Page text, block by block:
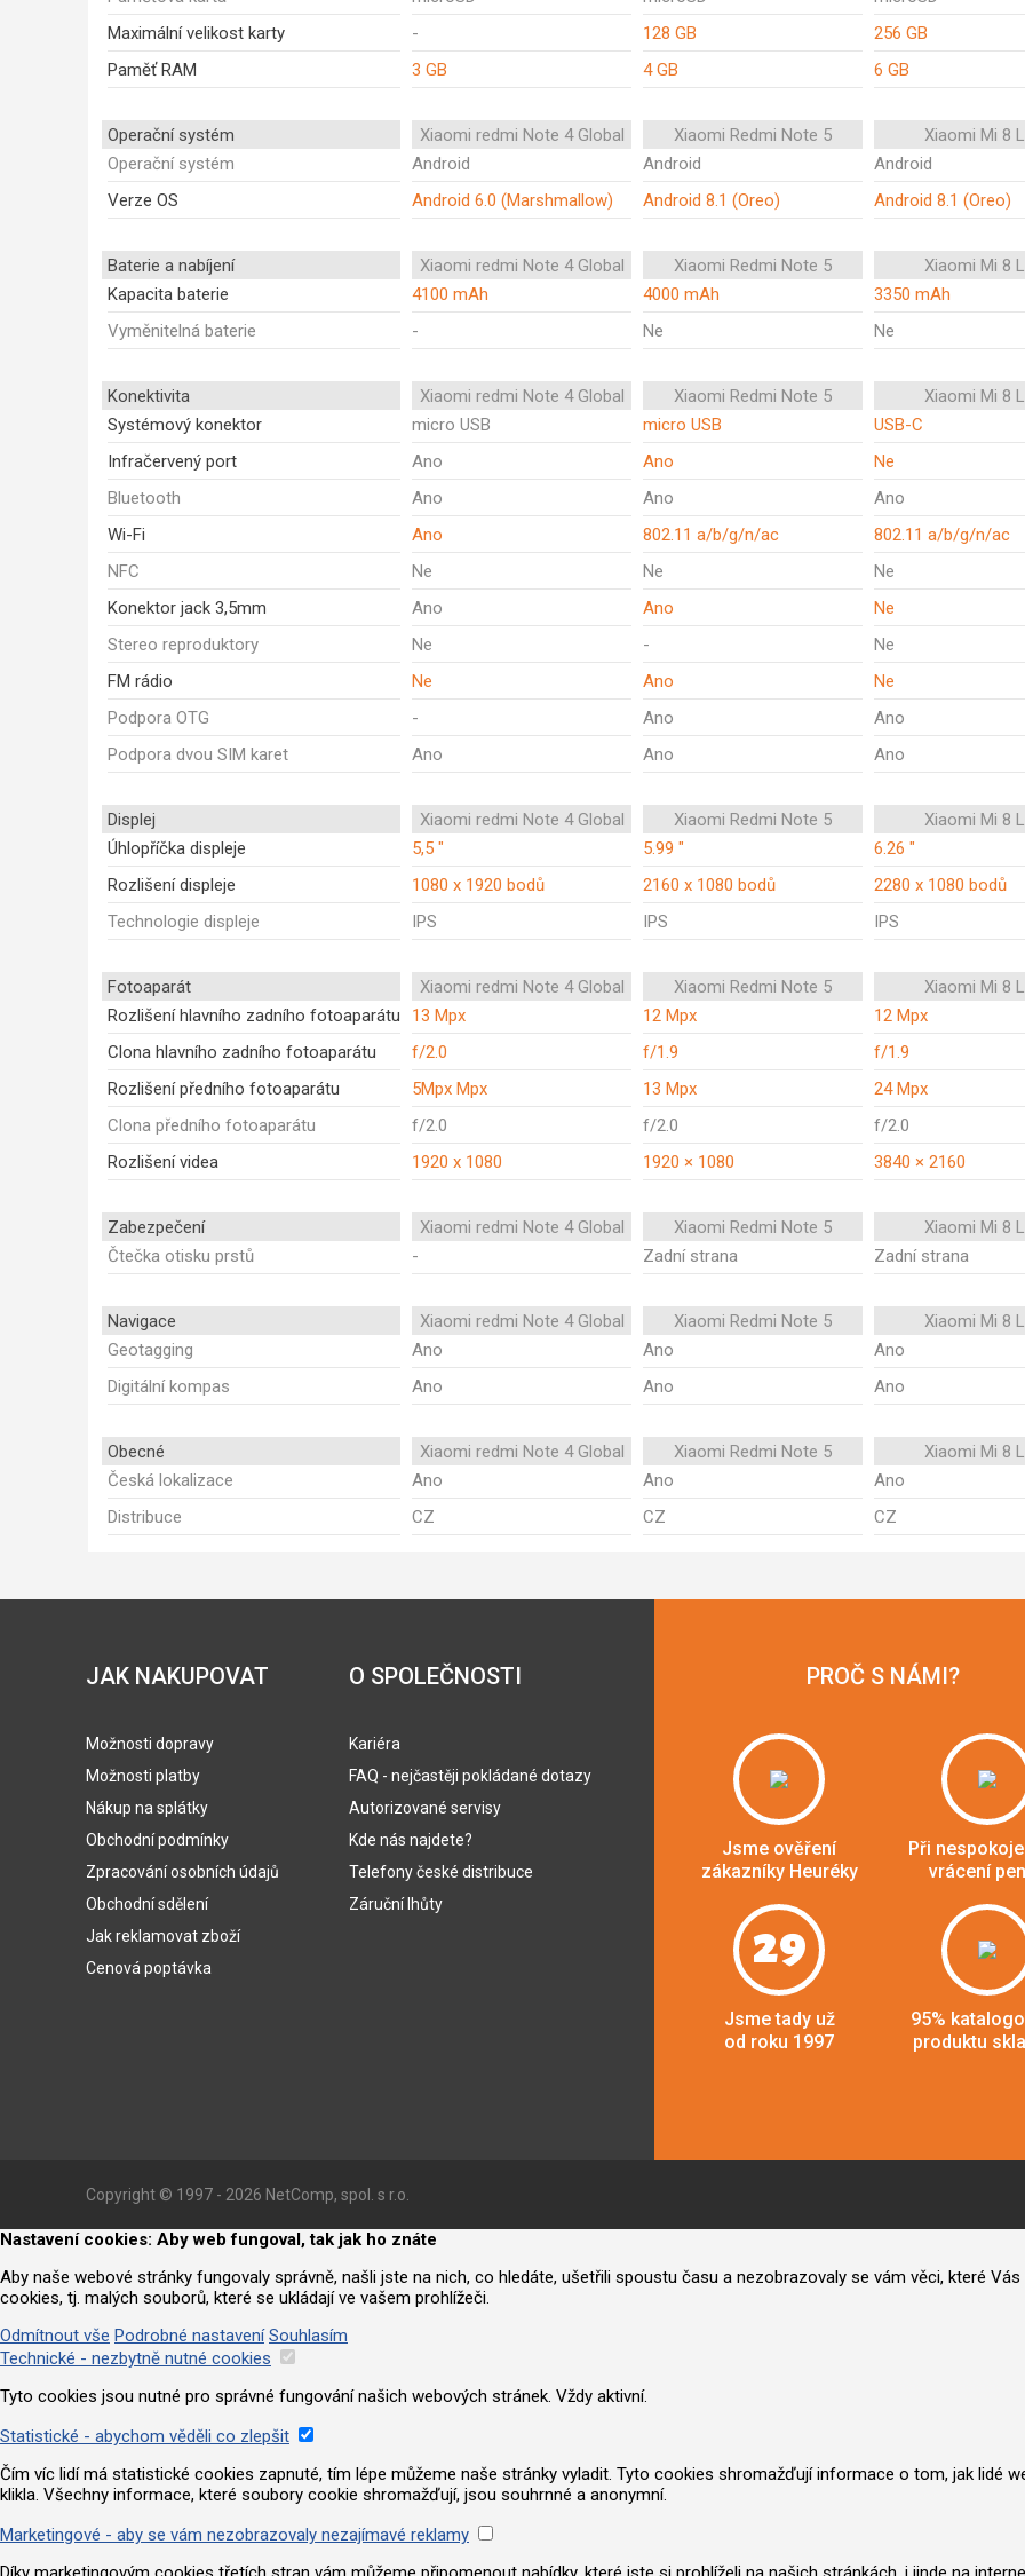
Maximální velikost karty
- 128 GB
256 GB
Paměť RAM
3 GB 4 GB 6 GB
Operační systém Xiaomi redmi Note 4 Global Xiaomi Redmi Note 5
Xiaomi Mi 8
Operační systém
Android Android
Android
Verze OS
Android 6.0 (Marshmallow) Android 8.1 (Oreo) Android 8.1 (Oreo)
Baterie a nabíjení Xiaomi redmi Note 4 Global Xiaomi Redmi Note 5
Xiaomi Mi 8
Kapacita baterie
4100 mAh 4000 mAh
3350 mAh
Vyměnitelná baterie
- Ne Ne
Konektivita Xiaomi redmi Note 4 Global Xiaomi Redmi Note 5
Xiaomi Mi 8
Systémový konektor
micro USB micro USB
USB-C
Infračervený port
Ano Ano
Ne
Bluetooth
Ano Ano
Ano
Wi-Fi
Ano 802.11 a/b/g/n/ac
802.11 a/b/g/n/ac
NFC
Ne Ne
Ne
Konektor jack 3,5mm
Ano Ano
Ne
Stereo reproduktory
Ne -
Ne
FM rádio
Ne Ano
Ne
Podpora OTG
- Ano
Ano
Podpora dvou SIM karet
Ano Ano Ano
Displej Xiaomi redmi Note 4 Global Xiaomi Redmi Note 5
Xiaomi Mi 8
Úhlopříčka displeje
5,5 " 5.99 "
6.26 "
Rozlišení displeje
1080 x 1920 bodů 2160 x 1080 bodů
2280 x 1080 bodů
Technologie displeje
IPS IPS IPS
Fotoaparát Xiaomi redmi Note 4 Global Xiaomi Redmi Note 5
Xiaomi Mi 8
Rozlišení hlavního zadního fotoaparátu
13 Mpx 12 Mpx
12 Mpx
Clona hlavního zadního fotoaparátu
f/2.0 f/1.9
f/1.9
Rozlišení předního fotoaparátu
5Mpx Mpx 13 Mpx
24 Mpx
Clona předního fotoaparátu
f/2.0 f/2.0
f/2.0
Rozlišení videa
1920 x 1080 1920 × 1080 3840 × 2160
Zabezpečení Xiaomi redmi Note 4 Global Xiaomi Redmi Note 5
Xiaomi Mi 8
Čtečka otisku prstů
- Zadní strana Zadní strana
Navigace Xiaomi redmi Note 4 Global Xiaomi Redmi Note 5
Xiaomi Mi 8
Geotagging
Ano Ano
Ano
Digitální kompas
Ano Ano Ano
Obecné Xiaomi redmi Note 4 Global Xiaomi Redmi Note 5
Xiaomi Mi 8
Česká lokalizace
Ano Ano
Ano
Distribuce
CZ CZ CZ
JAK NAKUPOVAT
Možnosti dopravy
Možnosti platby
Nákup na splátky
Obchodní podmínky
Zpracování osobních údajů
Obchodní sdělení
Jak reklamovat zboží
Cenová poptávka
O SPOLEČNOSTI
Kariéra
FAQ - nejčastěji pokládané dotazy
Autorizované servisy
Kde nás najdete?
Telefony české distribuce
Záruční lhůty
PROČ S NÁMI?
Jsme ověření
zákazníky Heuréky
Při
vrácení
29
Jsme tady už
od roku 1997
95%
produktu
Copyright © 1997 - 2026 NetComp, spol. s r.o.
Nastavení cookies: Aby web fungoval, tak jak ho znáte
Aby naše webové stránky fungovaly správně, našli jste na nich, co hledáte, ušetřili spoustu času a nezobrazovaly se vám věci, které
cookies, tj. malých souborů, které se ukládají ve vašem prohlížeči.
Odmítnout vše Podrobné nastavení Souhlasím
Technické - nezbytně nutné cookies
Tyto cookies jsou nutné pro správné fungování našich webových stránek. Vždy aktivní.
Statistické - abychom věděli co zlepšit
Čím víc lidí má statistické cookies zapnuté, tím lépe můžeme naše stránky vyladit. Tyto cookies shromažďují informace o tom, jak lidé
klikla. Všechny informace, které soubory cookie shromažďují, jsou souhrnné a anonymní.
Marketingové - aby se vám nezobrazovaly nezajímavé reklamy